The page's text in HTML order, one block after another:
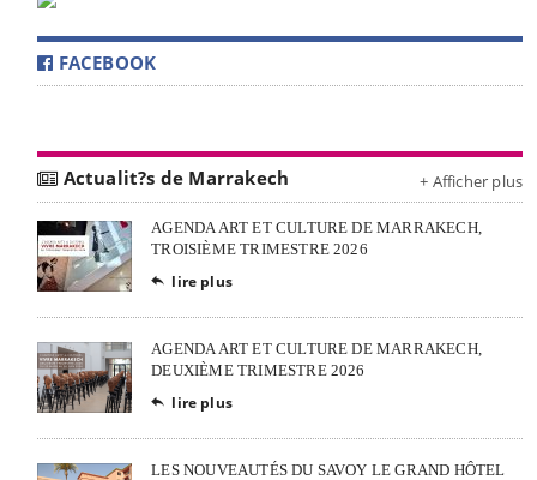
FACEBOOK
Actualit?s de Marrakech + Afficher plus
AGENDA ART ET CULTURE DE MARRAKECH,
TROISIÈME TRIMESTRE 2026
 lire plus
AGENDA ART ET CULTURE DE MARRAKECH,
DEUXIÈME TRIMESTRE 2026
 lire plus
LES NOUVEAUTÉS DU SAVOY LE GRAND HÔTEL